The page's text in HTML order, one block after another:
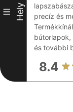
III Hely
precíz és
bútorlapok,
és további
8.4